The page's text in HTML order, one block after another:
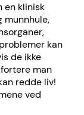
en klinisk
munnhule,
kan
de ikke
man
redde liv!
ved